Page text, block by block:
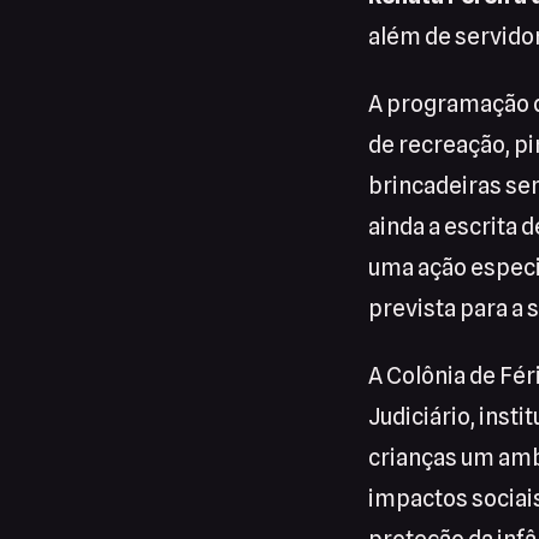
além de
A programação
de recreação,
brincadeiras
ainda a escrita
uma ação
prevista para a
A Colônia de
Judiciário,
crianças um
impactos